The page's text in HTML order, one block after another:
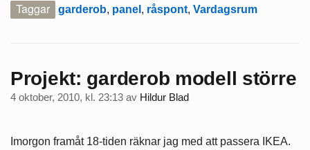
Taggar garderob, panel , råspont, Vardagsrum
Projekt: garderob modell större
4 oktober, 2010, kl. 23:13 av Hildur Blad
Imorgon framåt 18-tiden räknar jag med att passera IKEA.